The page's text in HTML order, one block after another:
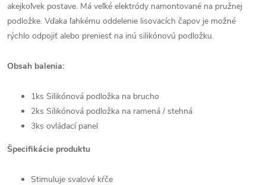
akejkoľvek postave. Má veľké elektródy namontované na pružnej
podložke. Vďaka ľahkému oddelenie lisovacích čapov je možné
rýchlo odpojiť alebo preniesť na inú silikónovú podložku.
Obsah balenia:
1ks Silikónová podložka na brucho
2ks Silikónová podložka na ramená / stehná
3ks ovládací panel
Špecifikácie produktu
Stimuluje svalové kŕče